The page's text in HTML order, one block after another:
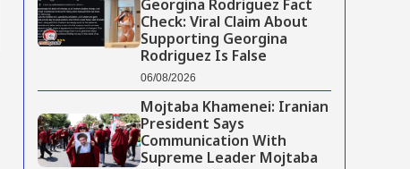
Georgina Rodriguez Fact
Check: Viral Claim About
Supporting Georgina
Rodriguez Is False
06/08/2026
Mojtaba Khamenei: Iranian
President Says
Communication With
Supreme Leader Mojtaba